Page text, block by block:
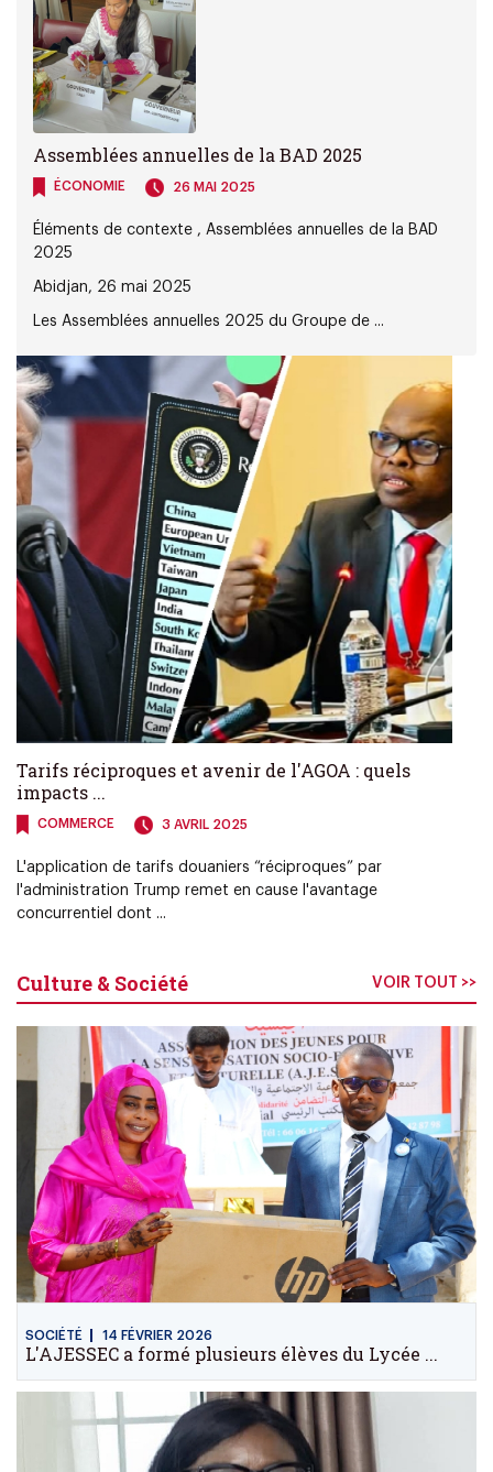
Assemblées annuelles de la BAD 2025
ÉCONOMIE 26 MAI 2025
Éléments de contexte , Assemblées annuelles de la BAD
2025
Abidjan, 26 mai 2025
Les Assemblées annuelles 2025 du Groupe de ...
Tarifs réciproques et avenir de l'AGOA : quels
impacts ...
COMMERCE 3 AVRIL 2025
L'application de tarifs douaniers “réciproques” par
l'administration Trump remet en cause l'avantage
concurrentiel dont ...
Culture & Société VOIR TOUT >>
SOCIÉTÉ 14 FÉVRIER 2026
L'AJESSEC a formé plusieurs élèves du Lycée ...